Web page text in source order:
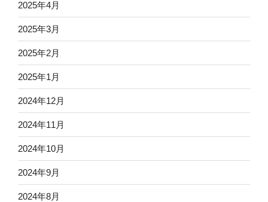
2025年4月
2025年3月
2025年2月
2025年1月
2024年12月
2024年11月
2024年10月
2024年9月
2024年8月